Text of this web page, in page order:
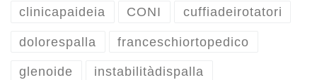
clinicapaideia CONI cuffiadeirotatori
dolorespalla franceschiortopedico
glenoide instabilitàdispalla